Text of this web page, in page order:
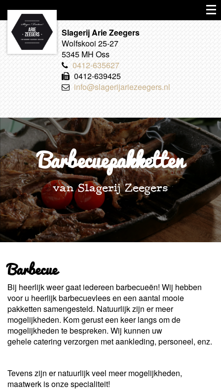
Slagerij Arie Zeegers
Wolfskooi 25-27
5345 MH Oss
0412-635627
0412-639425
info@slagerijariezeegers.nl
Barbecuepakketten
van Slagerij Zeegers
Barbecue
Bij heerlijk weer gaat iedereen barbecueën! Wij hebben
voor u heerlijk barbecuevlees en een aantal mooie
pakketten samengesteld. Natuurlijk zijn er meer
mogelijkheden. Kom gerust een keer langs om de
mogelijkheden te bespreken. Wij kunnen uw
gehele catering verzorgen met aankleding, personeel, enz.
Tevens zijn er natuurlijk veel meer mogelijkheden,
maatwerk is onze specialiteit!